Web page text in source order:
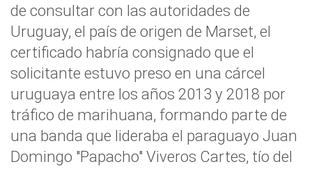
de consultar con las autoridades de
Uruguay, el país de origen de Marset, el
certificado habría consignado que el
solicitante estuvo preso en una cárcel
uruguaya entre los años 2013 y 2018 por
tráfico de marihuana, formando parte de
una banda que lideraba el paraguayo Juan
Domingo "Papacho" Viveros Cartes, tío del